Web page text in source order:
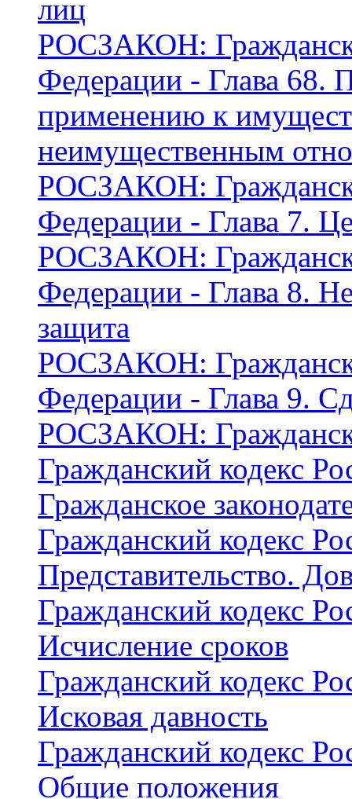
лиц
РОСЗАКОН:
Федерации - Глава 68.
применению к
неимущественным
РОСЗАКОН:
Федерации - Глава 7.
РОСЗАКОН:
Федерации - Глава 8.
защита
РОСЗАКОН:
Федерации - Глава 9.
РОСЗАКОН:
Гражданский кодекс
Гражданское
Гражданский кодекс
Представительство.
Гражданский кодекс
Исчисление сроков
Гражданский кодекс
Исковая давность
Гражданский кодекс
Общие положения